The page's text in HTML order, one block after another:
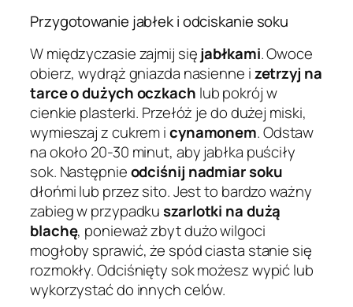
Przygotowanie jabłek i odciskanie soku
W międzyczasie zajmij sięjabłkami. Owoce
obierz, wydrąż gniazda nasienne izetrzyj na
tarce o dużych oczkach lub pokrój w
cienkie plasterki. Przełóż je do dużej miski,
wymieszaj z cukrem icynamonem. Odstaw
na około 20-30 minut, aby jabłka puściły
sok. Następnieodciśnij nadmiar soku
dłońmi lub przez sito. Jest to bardzo ważny
zabieg w przypadkuszarlotki na dużą
blachę, ponieważ zbyt dużo wilgoci
mogłoby sprawić, że spód ciasta stanie się
rozmokły. Odciśnięty sok możesz wypić lub
wykorzystać do innych celów.